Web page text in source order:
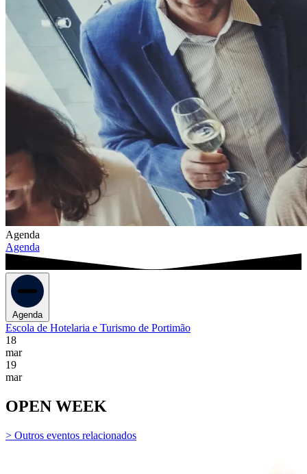
Agenda
Agenda
Agenda
Escola de Hotelaria e Turismo de Portimão
18
mar
19
mar
OPEN WEEK
> Outros eventos relacionados